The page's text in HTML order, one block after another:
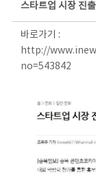
스타트업 시장 진
바로가기 :
http://
no=543842